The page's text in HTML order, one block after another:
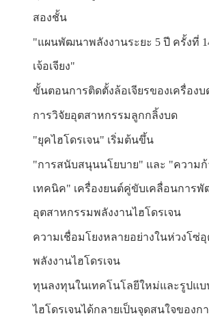
สองชั้น
"แผนพัฒนาพลังงานระยะ 5 ปี ครั้งที่
เจ้อเจียง"
ขั้นตอนการติดตั้งล้อเจียรของเครื่องบ
การวิจัยอุตสาหกรรมลูกกลิ้งบด
"ยุคไฮโดรเจน" เริ่มต้นขึ้น
"การสนับสนุนนโยบาย" และ "ความ
เทคนิค" เครื่องยนต์คู่ขับเคลื่อนการพั
อุตสาหกรรมพลังงานไฮโดรเจน
ความเชื่อมโยงหลายอย่างในห่วงโซ่
พลังงานไฮโดรเจน
ทุนลงทุนในเทคโนโลยีใหม่และรูปแบ
ไฮโดรเจนได้กลายเป็นจุดสนใจของก